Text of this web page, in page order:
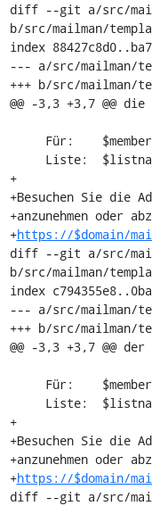
diff --git a/src/
b/src/mailman/
index
--- a/src/mailman/
+++ b/src/
@@ -3,3 +3,7 @@
+
+Besuchen Sie die
+anzunehmen oder
+https://$domain/
diff --git a/src/
b/src/mailman/
index
--- a/src/mailman/
+++ b/src/mailman/
@@ -3,3 +3,7 @@
+
+Besuchen Sie die
+anzunehmen oder
+https://$domain/
diff --git a/src/